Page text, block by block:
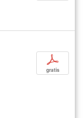
p
gratis